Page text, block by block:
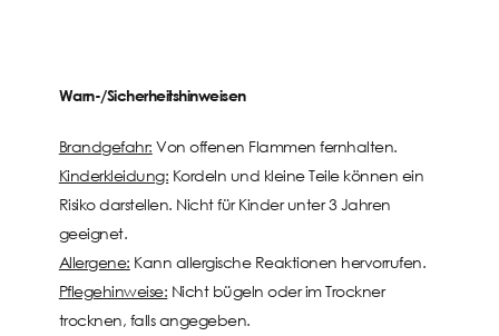
Warn-/Sicherheitshinweisen
Brandgefahr: Von offenen Flammen fernhalten.
Kinderkleidung: Kordeln und kleine Teile können ein
Risiko darstellen. Nicht für Kinder unter 3 Jahren
geeignet.
Allergene: Kann allergische Reaktionen hervorrufen.
Pflegehinweise: Nicht bügeln oder im Trockner
trocknen, falls angegeben.